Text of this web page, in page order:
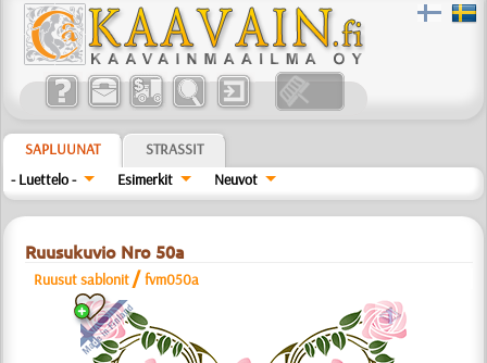
SAPLUUNAT
STRASSIT
- Luettelo -
Esimerkit Neuvot
Ruusukuvio Nro 50a
Ruusut sablonit /fvm050a
a